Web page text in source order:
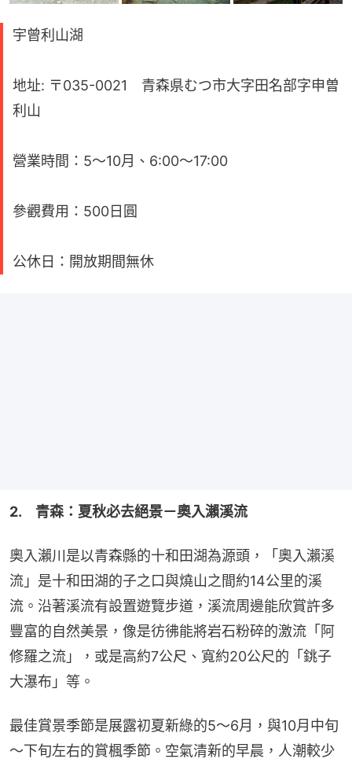
宇曾利山湖
地址: 〒035-0021 青森県むつ市大字田名部字申曽
利山
營業時間：5～10月、6:00～17:00
參觀費用：500日圓
公休日：開放期間無休
2.　青森：夏秋必去絕景－奧入瀨溪流
奧入瀨川是以青森縣的十和田湖為源頭，「奧入瀨溪
流」是十和田湖的子之口與燒山之間約14公里的溪
流。沿著溪流有設置遊覽步道，溪流周邊能欣賞許多
豐富的自然美景，像是彷彿能將岩石粉碎的激流「阿
修羅之流」，或是高約7公尺、寬約20公尺的「銚子
大瀑布」等。
最佳賞景季節是展露初夏新綠的5～6月，與10月中旬
～下旬左右的賞楓季節。空氣清新的早晨，人潮較少